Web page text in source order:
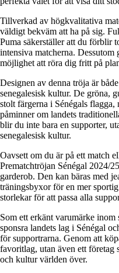
Tillverkad av högkvalitativa
väldigt bekväm att ha på sig.
Puma säkerställer att du förblir
intensiva matcherna.
möjlighet att röra dig fritt på
Designen av denna tröja är
senegalesisk kultur. De gröna,
stolt färgerna i Sénégals flagga,
påminner om landets
blir du inte bara en supporter,
senegalesisk kultur.
Oavsett om du är på ett match
Prematchtröjan Sénégal 2024/
garderob. Den kan bäras med
träningsbyxor för en mer
storlekar för att passa alla
Som ett erkänt varumärke
sponsra landets lag i Sénégal
för supportrarna. Genom att
favoritlag, utan även ett företag
och kultur världen över.